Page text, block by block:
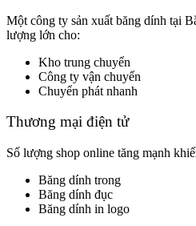
Một công ty sản xuất băng dính tại
lượng lớn cho:
Kho trung chuyển
Công ty vận chuyển
Chuyển phát nhanh
Thương mại điện tử
Số lượng shop online tăng mạnh
Băng dính trong
Băng dính đục
Băng dính in logo